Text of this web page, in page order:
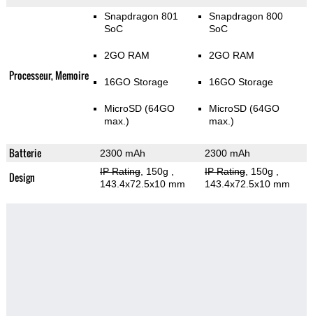
Processeur, Memoire
Snapdragon 801
SoC
2GO RAM
16GO Storage
MicroSD (64GO
max.)
Snapdragon 800
SoC
2GO RAM
16GO Storage
MicroSD (64GO
max.)
Batterie 2300 mAh 2300 mAh
Design IP Rating, 150g
143.4x72.5x10 mm
IP Rating, 150g
143.4x72.5x10 mm